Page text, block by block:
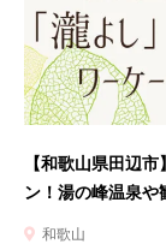
【和歌山県田辺
ン！湯の峰温泉や
和歌山